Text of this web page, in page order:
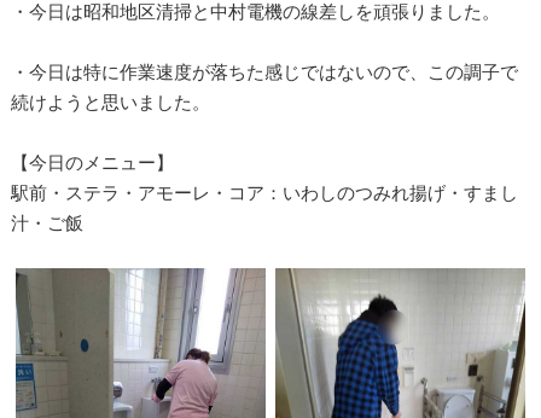
・今日は昭和地区清掃と中村電機の線差しを頑張りました。
・今日は特に作業速度が落ちた感じではないので、この調子で
続けようと思いました。
【今日のメニュー】
駅前・ステラ・アモーレ・コア：いわしのつみれ揚げ・すまし
汁・ご飯